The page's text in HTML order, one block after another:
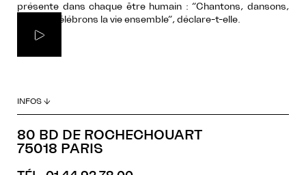
présente dans chaque être humain : “Chantons, dansons,
rions et célébrons la vie ensemble”, déclare-t-elle.
INFOS ↓
80 BD DE ROCHECHOUART
75018 PARIS